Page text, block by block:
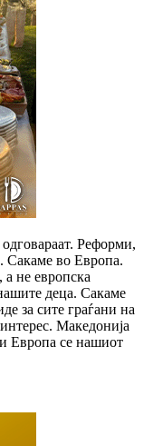
Реформи,
Сакаме во Европа.
не европска
деца. Сакаме
за сите граѓани на
Македонија
Европа се нашиот